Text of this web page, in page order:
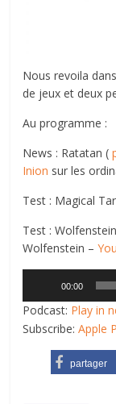
Nous revoila
de jeux et deux
Au programme :
News : Ratatan (
Inion sur les
Test : Magical
Test :
Wolfenstein –
audio
00:00
Podcast: Play in
Subscribe:Apple
partager